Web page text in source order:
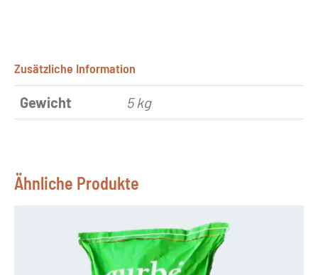
Zusätzliche Information
Gewicht 5 kg
Ähnliche Produkte